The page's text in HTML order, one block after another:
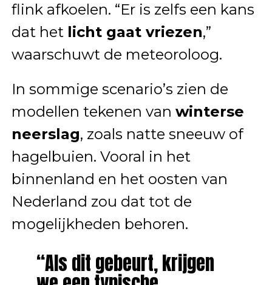
flink afkoelen. “Er is zelfs een kans
dat het licht gaat vriezen,”
waarschuwt de meteoroloog.
In sommige scenario’s zien de
modellen tekenen van winterse
neerslag, zoals natte sneeuw of
hagelbuien. Vooral in het
binnenland en het oosten van
Nederland zou dat tot de
mogelijkheden behoren.
“Als dit gebeurt, krijgen